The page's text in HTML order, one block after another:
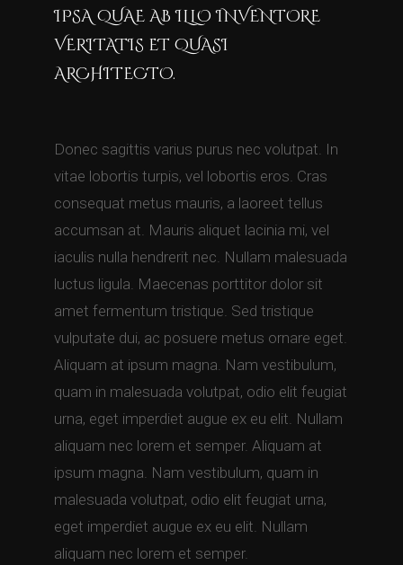
IPSA QUAE AB ILLO INVENTORE
VERITATIS ET QUASI
ARCHITECTO.
Donec sagittis varius purus nec volutpat. In
vitae lobortis turpis, vel lobortis eros. Cras
consequat metus mauris, a laoreet tellus
accumsan at. Mauris aliquet lacinia mi, vel
iaculis nulla hendrerit nec. Nullam malesuada
luctus ligula. Maecenas porttitor dolor sit
amet fermentum tristique. Sed tristique
vulputate dui, ac posuere metus ornare eget.
Aliquam at ipsum magna. Nam vestibulum,
quam in malesuada volutpat, odio elit feugiat
urna, eget imperdiet augue ex eu elit. Nullam
aliquam nec lorem et semper. Aliquam at
ipsum magna. Nam vestibulum, quam in
malesuada volutpat, odio elit feugiat urna,
eget imperdiet augue ex eu elit. Nullam
aliquam nec lorem et semper.